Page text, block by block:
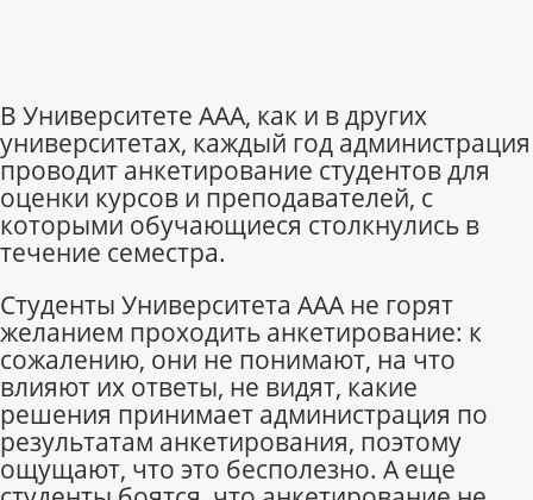
В Университете ААА, как и в других
университетах, каждый год администрация
проводит анкетирование студентов для
оценки курсов и преподавателей, с
которыми обучающиеся столкнулись в
течение семестра.
Студенты Университета ААА не горят
желанием проходить анкетирование: к
сожалению, они не понимают, на что
влияют их ответы, не видят, какие
решения принимает администрация по
результатам анкетирования, поэтому
ощущают, что это бесполезно. А еще